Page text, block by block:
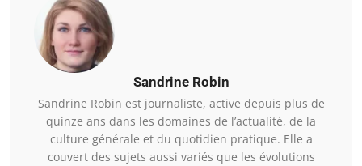
Sandrine Robin
Sandrine Robin est journaliste, active depuis plus de
quinze ans dans les domaines de l’actualité, de la
culture générale et du quotidien pratique. Elle a
couvert des sujets aussi variés que les évolutions